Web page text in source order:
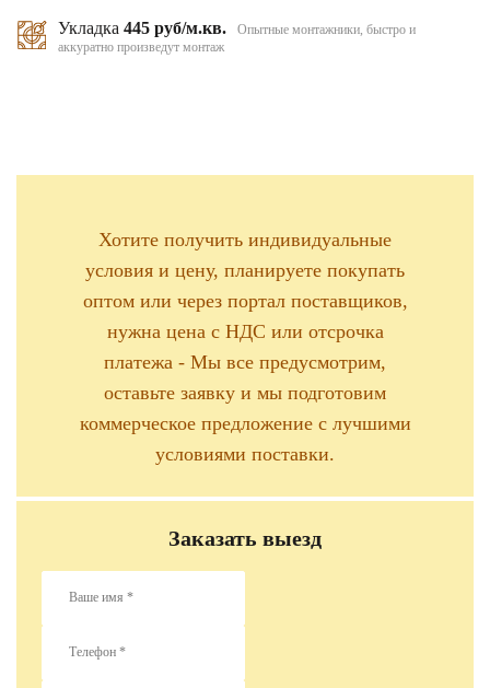
Укладка 445 руб/м.кв.
Опытные монтажники, быстро и
аккуратно произведут монтаж
Хотите получить индивидуальные
условия и цену, планируете покупать
оптом или через портал поставщиков,
нужна цена с НДС или отсрочка
платежа - Мы все предусмотрим,
оставьте заявку и мы подготовим
коммерческое предложение с лучшими
условиями поставки.
Заказать выезд